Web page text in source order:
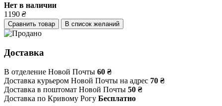
Нет в наличии
1190 ₴
Сравнить товар В список желаний
Доставка
В отделение Новой Почты 60 ₴
Доставка курьером Новой Почты на адрес 70 ₴
Доставка в поштомат Новой Почты 50 ₴
Доставка по Кривому Рогу Бесплатно